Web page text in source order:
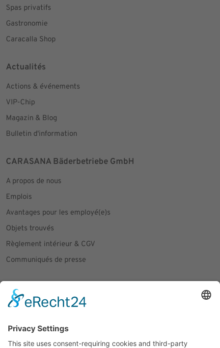
Spas privatifs
Gastronomie
Caracalla Shop
Actualités
Actions & événements
VIP-Chip
Magazin & Blog
Bulletin d'information
CARASANA Bäderbetriebe GmbH
A propos de nous
Emplois
Avantages pour les employé(e)s
Objets trouvés
Règlement intérieur & CGV
Communiqués de presse
Social Media
Facebook
Instagram